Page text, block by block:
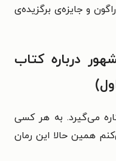
و جایزه‌ی برگزیده‌ی
درباره کتاب
می‌گیرد. به هر کسی
همین حالا این رمان